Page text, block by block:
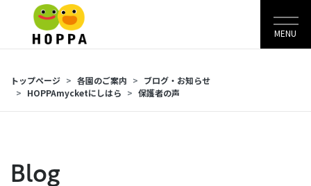
MENU
トップページ 各園のご案内
ブログ・お知らせ
HOPPAmycketにしはら
保護者の声
Blog